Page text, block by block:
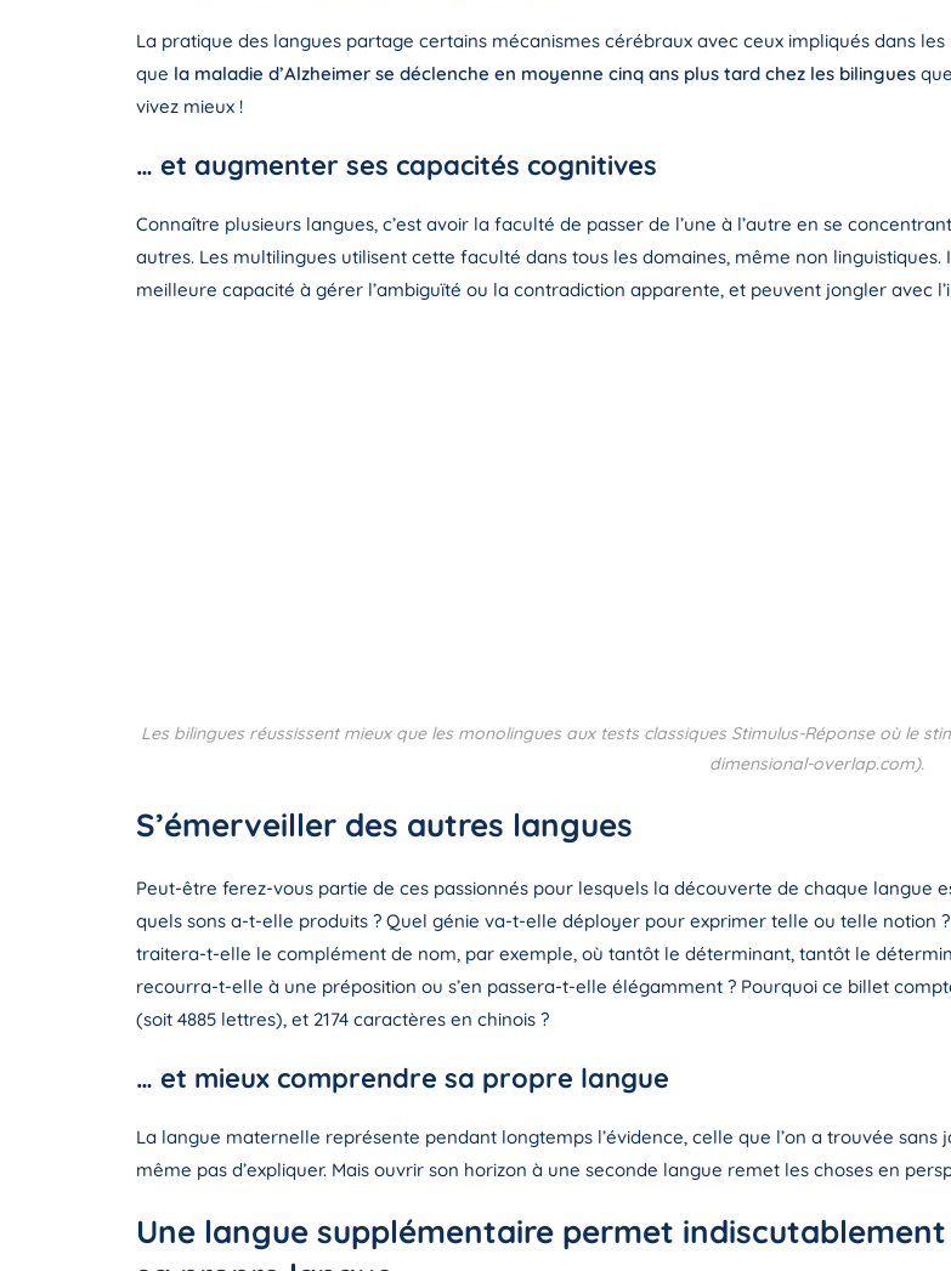
La pratique des langues partage certains mécanismes cérébraux avec ceux impliqués dans
que la maladie d’Alzheimer se déclenche en moyenne cinq ans plus tard chez les bilingues
vivez mieux !
… et augmenter ses capacités cognitives
Connaître plusieurs langues, c’est avoir la faculté de passer de l’une à l’autre en se
autres. Les multilingues utilisent cette faculté dans tous les domaines, même non
meilleure capacité à gérer l’ambiguïté ou la contradiction apparente, et peuvent jongler avec
Les bilingues réussissent mieux que les monolingues aux tests classiques Stimulus-Réponse où le
dimensional-overlap.com).
S’émerveiller des autres langues
Peut-être ferez-vous partie de ces passionnés pour lesquels la découverte de chaque langue
quels sons a-t-elle produits ? Quel génie va-t-elle déployer pour exprimer telle ou telle notion
traitera-t-elle le complément de nom, par exemple, où tantôt le déterminant, tantôt le
recourra-t-elle à une préposition ou s’en passera-t-elle élégamment ? Pourquoi ce billet
(soit 4885 lettres), et 2174 caractères en chinois ?
… et mieux comprendre sa propre langue
La langue maternelle représente pendant longtemps l’évidence, celle que l’on a trouvée sans
même pas d’expliquer. Mais ouvrir son horizon à une seconde langue remet les choses en
Une langue supplémentaire permet